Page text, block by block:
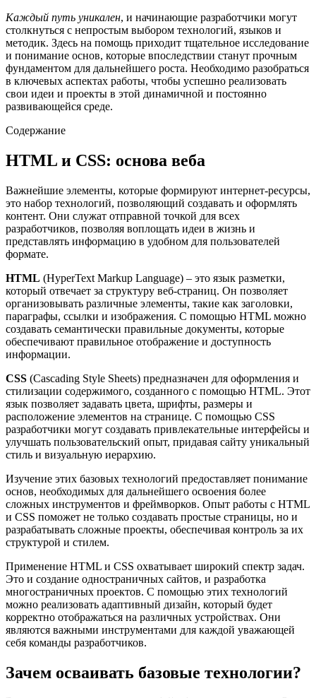
Каждый путь уникален, и начинающие разработчики могут
столкнуться с непростым выбором технологий, языков и
методик. Здесь на помощь приходит тщательное исследование
и понимание основ, которые впоследствии станут прочным
фундаментом для дальнейшего роста. Необходимо разобраться
в ключевых аспектах работы, чтобы успешно реализовать
свои идеи и проекты в этой динамичной и постоянно
развивающейся среде.
Содержание
HTML и CSS: основа веба
Важнейшие элементы, которые формируют интернет-ресурсы,
это набор технологий, позволяющий создавать и оформлять
контент. Они служат отправной точкой для всех
разработчиков, позволяя воплощать идеи в жизнь и
представлять информацию в удобном для пользователей
формате.
HTML (HyperText Markup Language) – это язык разметки,
который отвечает за структуру веб-страниц. Он позволяет
организовывать различные элементы, такие как заголовки,
параграфы, ссылки и изображения. С помощью HTML можно
создавать семантически правильные документы, которые
обеспечивают правильное отображение и доступность
информации.
CSS (Cascading Style Sheets) предназначен для оформления и
стилизации содержимого, созданного с помощью HTML. Этот
язык позволяет задавать цвета, шрифты, размеры и
расположение элементов на странице. С помощью CSS
разработчики могут создавать привлекательные интерфейсы и
улучшать пользовательский опыт, придавая сайту уникальный
стиль и визуальную иерархию.
Изучение этих базовых технологий предоставляет понимание
основ, необходимых для дальнейшего освоения более
сложных инструментов и фреймворков. Опыт работы с HTML
и CSS поможет не только создавать простые страницы, но и
разрабатывать сложные проекты, обеспечивая контроль за их
структурой и стилем.
Применение HTML и CSS охватывает широкий спектр задач.
Это и создание одностраничных сайтов, и разработка
многостраничных проектов. С помощью этих технологий
можно реализовать адаптивный дизайн, который будет
корректно отображаться на различных устройствах. Они
являются важными инструментами для каждой уважающей
себя команды разработчиков.
Зачем осваивать базовые технологии?